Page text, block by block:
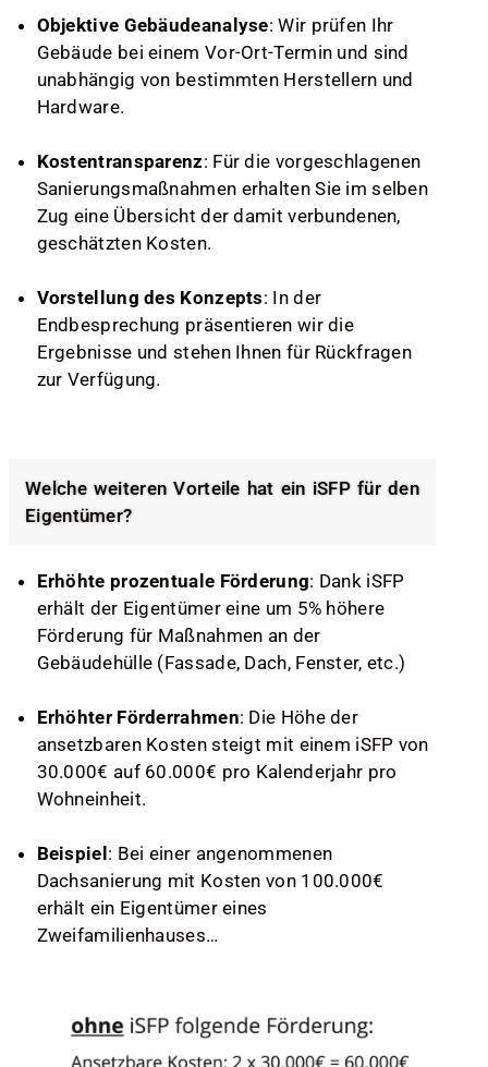
Objektive Gebäudeanalyse: Wir prüfen Ihr
Gebäude bei einem Vor-Ort-Termin und sind
unabhängig von bestimmten Herstellern und
Hardware.
Kostentransparenz: Für die vorgeschlagenen
Sanierungsmaßnahmen erhalten Sie im selben
Zug eine Übersicht der damit verbundenen,
geschätzten Kosten.
Vorstellung des Konzepts: In der
Endbesprechung präsentieren wir die
Ergebnisse und stehen Ihnen für Rückfragen
zur Verfügung.
Welche weiteren Vorteile hat ein iSFP für den
Eigentümer?
Erhöhte prozentuale Förderung: Dank iSFP
erhält der Eigentümer eine um 5% höhere
Förderung für Maßnahmen an der
Gebäudehülle (Fassade, Dach, Fenster, etc.)
Erhöhter Förderrahmen: Die Höhe der
ansetzbaren Kosten steigt mit einem iSFP von
30.000€ auf 60.000€ pro Kalenderjahr pro
Wohneinheit.
Beispiel: Bei einer angenommenen
Dachsanierung mit Kosten von 100.000€
erhält ein Eigentümer eines
Zweifamilienhauses…